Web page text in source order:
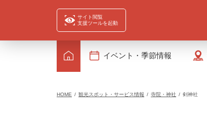
サイト閲覧
支援ツールを起動
イベント・季節情報
HOME 観光スポット・サービス情報 寺院・神社 剣神社